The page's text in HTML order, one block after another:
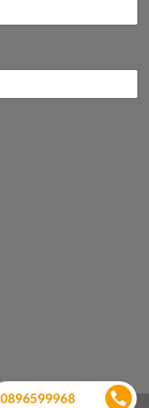
0896599968